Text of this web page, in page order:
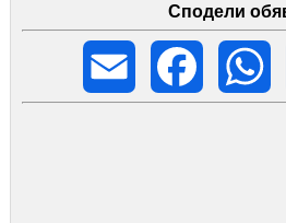
Сподели
Email
Facebook